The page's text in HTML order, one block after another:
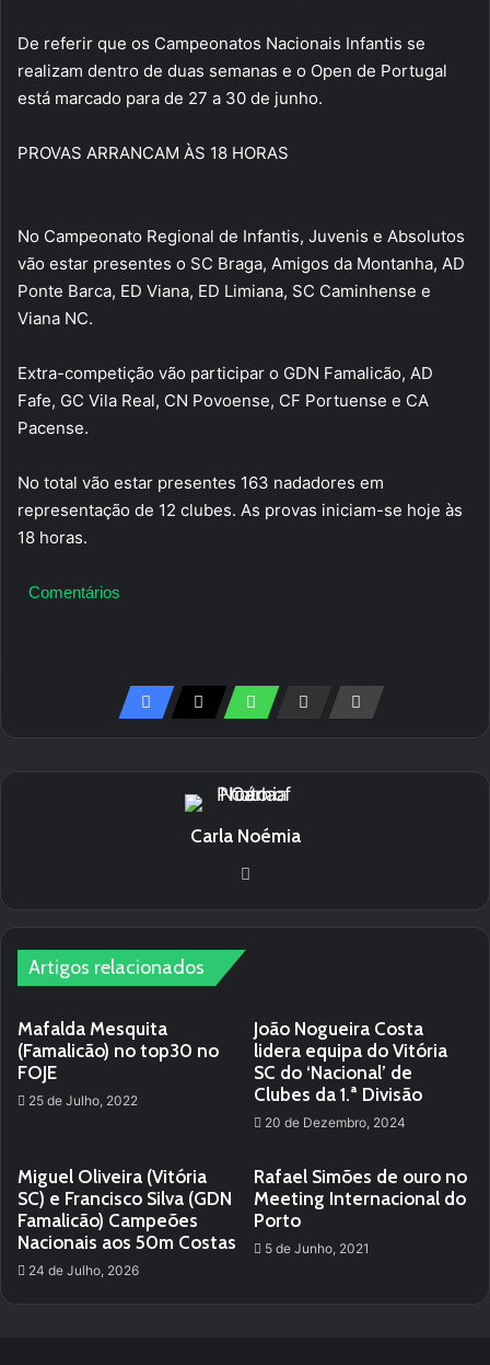
De referir que os Campeonatos Nacionais Infantis se
realizam dentro de duas semanas e o Open de Portugal
está marcado para de 27 a 30 de junho.
PROVAS ARRANCAM ÀS 18 HORAS
No Campeonato Regional de Infantis, Juvenis e Absolutos
vão estar presentes o SC Braga, Amigos da Montanha, AD
Ponte Barca, ED Viana, ED Limiana, SC Caminhense e
Viana NC.
Extra-competição vão participar o GDN Famalicão, AD
Fafe, GC Vila Real, CN Povoense, CF Portuense e CA
Pacense.
No total vão estar presentes 163 nadadores em
representação de 12 clubes. As provas iniciam-se hoje às
18 horas.
Comentários
Carla Noémia
Artigos relacionados
Mafalda Mesquita
(Famalicão) no top30 no
FOJE
25 de Julho, 2022
João Nogueira Costa
lidera equipa do Vitória
SC do ‘Nacional’ de
Clubes da 1.ª Divisão
20 de Dezembro, 2024
Miguel Oliveira (Vitória
SC) e Francisco Silva (GDN
Famalicão) Campeões
Nacionais aos 50m Costas
24 de Julho, 2026
Rafael Simões de ouro no
Meeting Internacional do
Porto
5 de Junho, 2021